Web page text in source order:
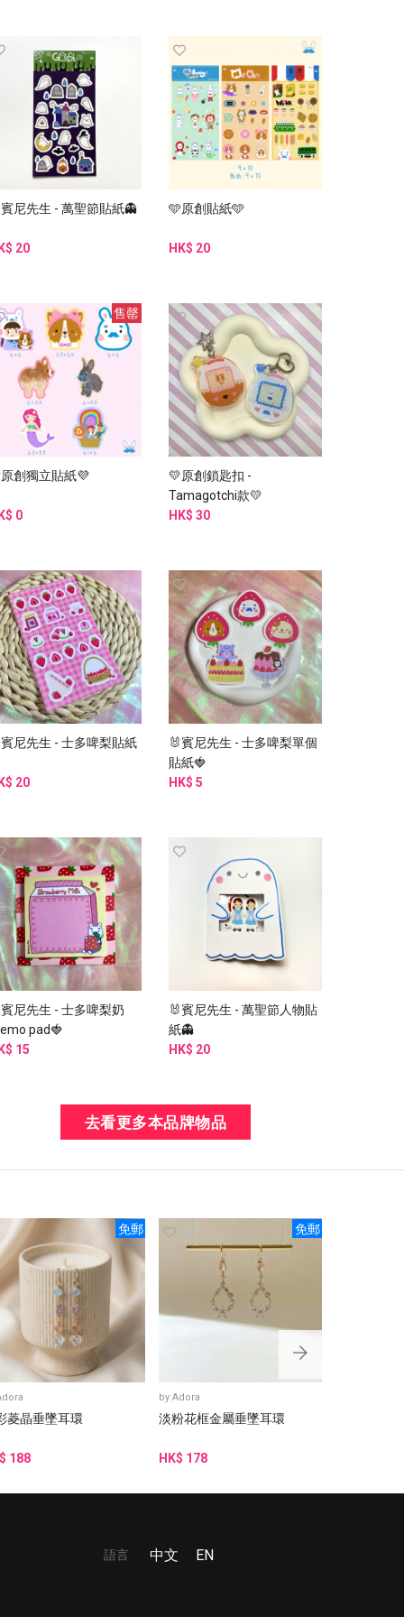
尼先生 - 萬聖節貼紙👻
20
🩵原創貼紙🩵
HK$ 20
售罄
創獨立貼紙💜
0
💛原創鎖匙扣 -
Tamagotchi款💛
HK$ 30
尼先生 - 士多啤梨貼紙
20
🐰賓尼先生 - 士多啤梨單個
貼紙🍓
HK$ 5
尼先生 - 士多啤梨奶
pad🍓
15
🐰賓尼先生 - 萬聖節人物貼
紙👻
HK$ 20
去看更多本品牌物品
免郵
菱晶垂墜耳環
188
免郵
byAdora
淡粉花框金屬垂墜耳環
HK$ 178
語言 中文 EN